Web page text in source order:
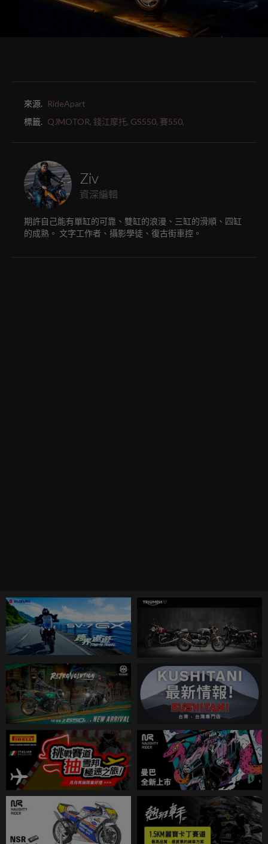
來源.
RideApart
標籤. QJMOTOR, 錢江摩托, GS550, 賽550,
Ziv
資深編輯
期許自己能有單缸的可靠、雙缸的浪漫、三缸的滑順、四缸
的成熟。 文字工作者、攝影學徒、復古街車控。